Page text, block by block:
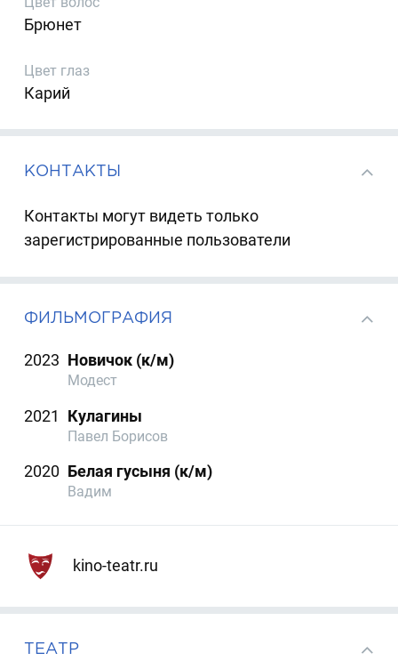
Брюнет
Цвет глаз
Карий
КОНТАКТЫ
Контакты могут видеть только
зарегистрированные пользователи
ФИЛЬМОГРАФИЯ
2023 Новичок (к/м)
Модест
2021 Кулагины
Павел Борисов
2020 Белая гусыня (к/м)
Вадим
kino-teatr.ru
ТЕАТР